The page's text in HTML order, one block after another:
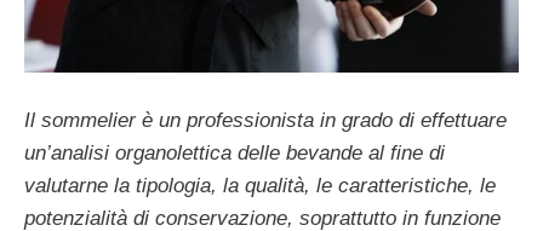
Il sommelier è un professionista in grado di effettuare
un’analisi organolettica delle bevande al fine di
valutarne la tipologia, la qualità, le caratteristiche, le
potenzialità di conservazione, soprattutto in funzione